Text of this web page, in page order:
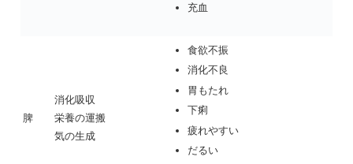
充血
脾
消化吸収
栄養の運搬
気の生成
食欲不振
消化不良
胃もたれ
下痢
疲れやすい
だるい